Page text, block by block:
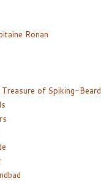
Ronan
Treasure of Spiking-Beard